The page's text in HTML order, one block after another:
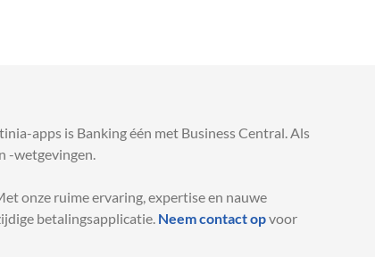
apps is Banking één met Business Central. Als
-wetgevingen.
onze ruime ervaring, expertise en nauwe
betalingsapplicatie. Neem contact opvoor